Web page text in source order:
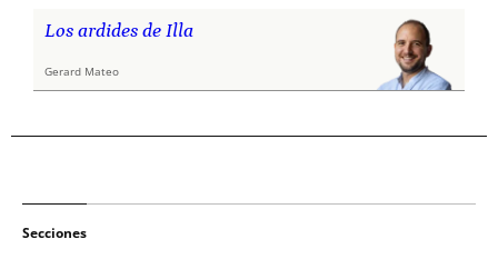
Los ardides de Illa
Gerard Mateo
Secciones